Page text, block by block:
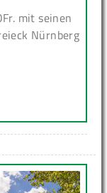
mit seinen
Nürnberg